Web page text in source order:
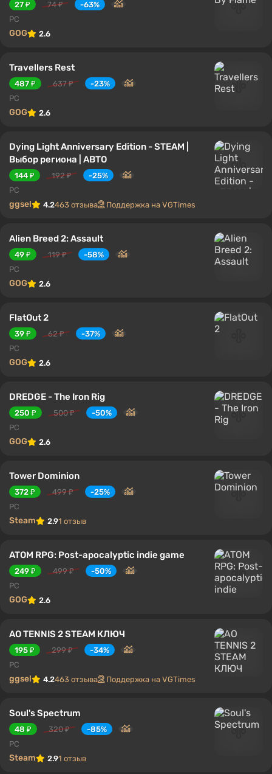
27 ₽ 74 ₽
-63%
PC
GOG 2.6
Travellers Rest
487 ₽ 637 ₽
-23%
PC
GOG 2.6
Dying Light Anniversary Edition - STEAM |
Выбор региона | АВТО
144 ₽ 192 ₽
-25%
PC
ggsel 4.2463 отзыва Поддержка на VGTimes
Alien Breed 2: Assault
49 ₽ 119 ₽
-58%
PC
GOG 2.6
FlatOut 2
39 ₽ 62 ₽
-37%
PC
GOG 2.6
DREDGE - The Iron Rig
250 ₽ 500 ₽
-50%
PC
GOG 2.6
Tower Dominion
372 ₽ 499 ₽
-25%
PC
Steam 2.91 отзыв
ATOM RPG: Post-apocalyptic indie game
249 ₽ 499 ₽
-50%
PC
GOG 2.6
AO TENNIS 2 STEAM КЛЮЧ
195 ₽ 299 ₽
-34%
PC
ggsel 4.2463 отзыва Поддержка на VGTimes
Soul's Spectrum
48 ₽ 320 ₽
-85%
PC
Steam 2.91 отзыв